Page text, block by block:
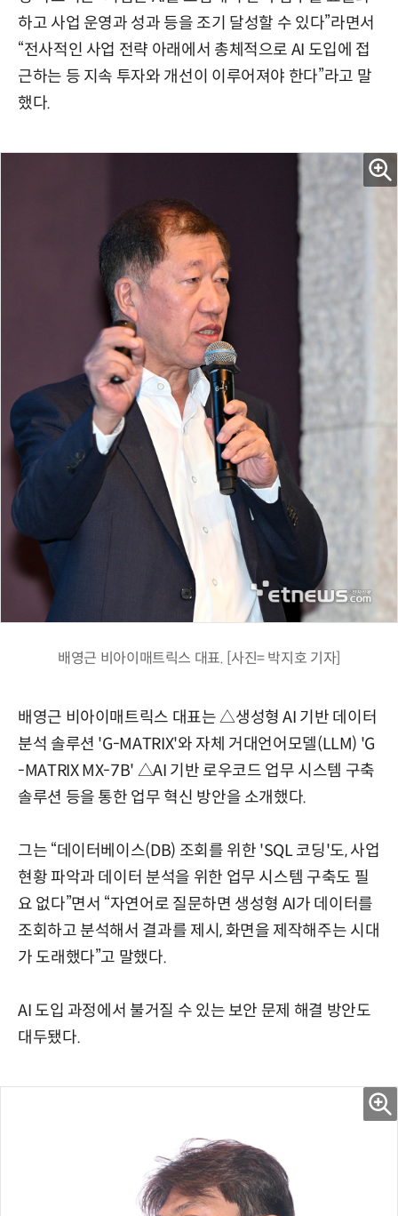
하고 사업 운영과 성과 등을 조기 달성할 수 있다”라면서
“전사적인 사업 전략 아래에서 총체적으로 AI 도입에 접
근하는 등 지속 투자와 개선이 이루어져야 한다”라고 말
했다.
배영근 비아이매트릭스 대표. [사진= 박지호 기자]
배영근 비아이매트릭스 대표는 △생성형 AI 기반 데이터
분석 솔루션 'G-MATRIX'와 자체 거대언어모델(LLM) 'G
-MATRIX MX-7B' △AI 기반 로우코드 업무 시스템 구축
솔루션 등을 통한 업무 혁신 방안을 소개했다.
그는 “데이터베이스(DB) 조회를 위한 'SQL 코딩'도, 사업
현황 파악과 데이터 분석을 위한 업무 시스템 구축도 필
요 없다”면서 “자연어로 질문하면 생성형 AI가 데이터를
조회하고 분석해서 결과를 제시, 화면을 제작해주는 시대
가 도래했다”고 말했다.
AI 도입 과정에서 불거질 수 있는 보안 문제 해결 방안도
대두됐다.